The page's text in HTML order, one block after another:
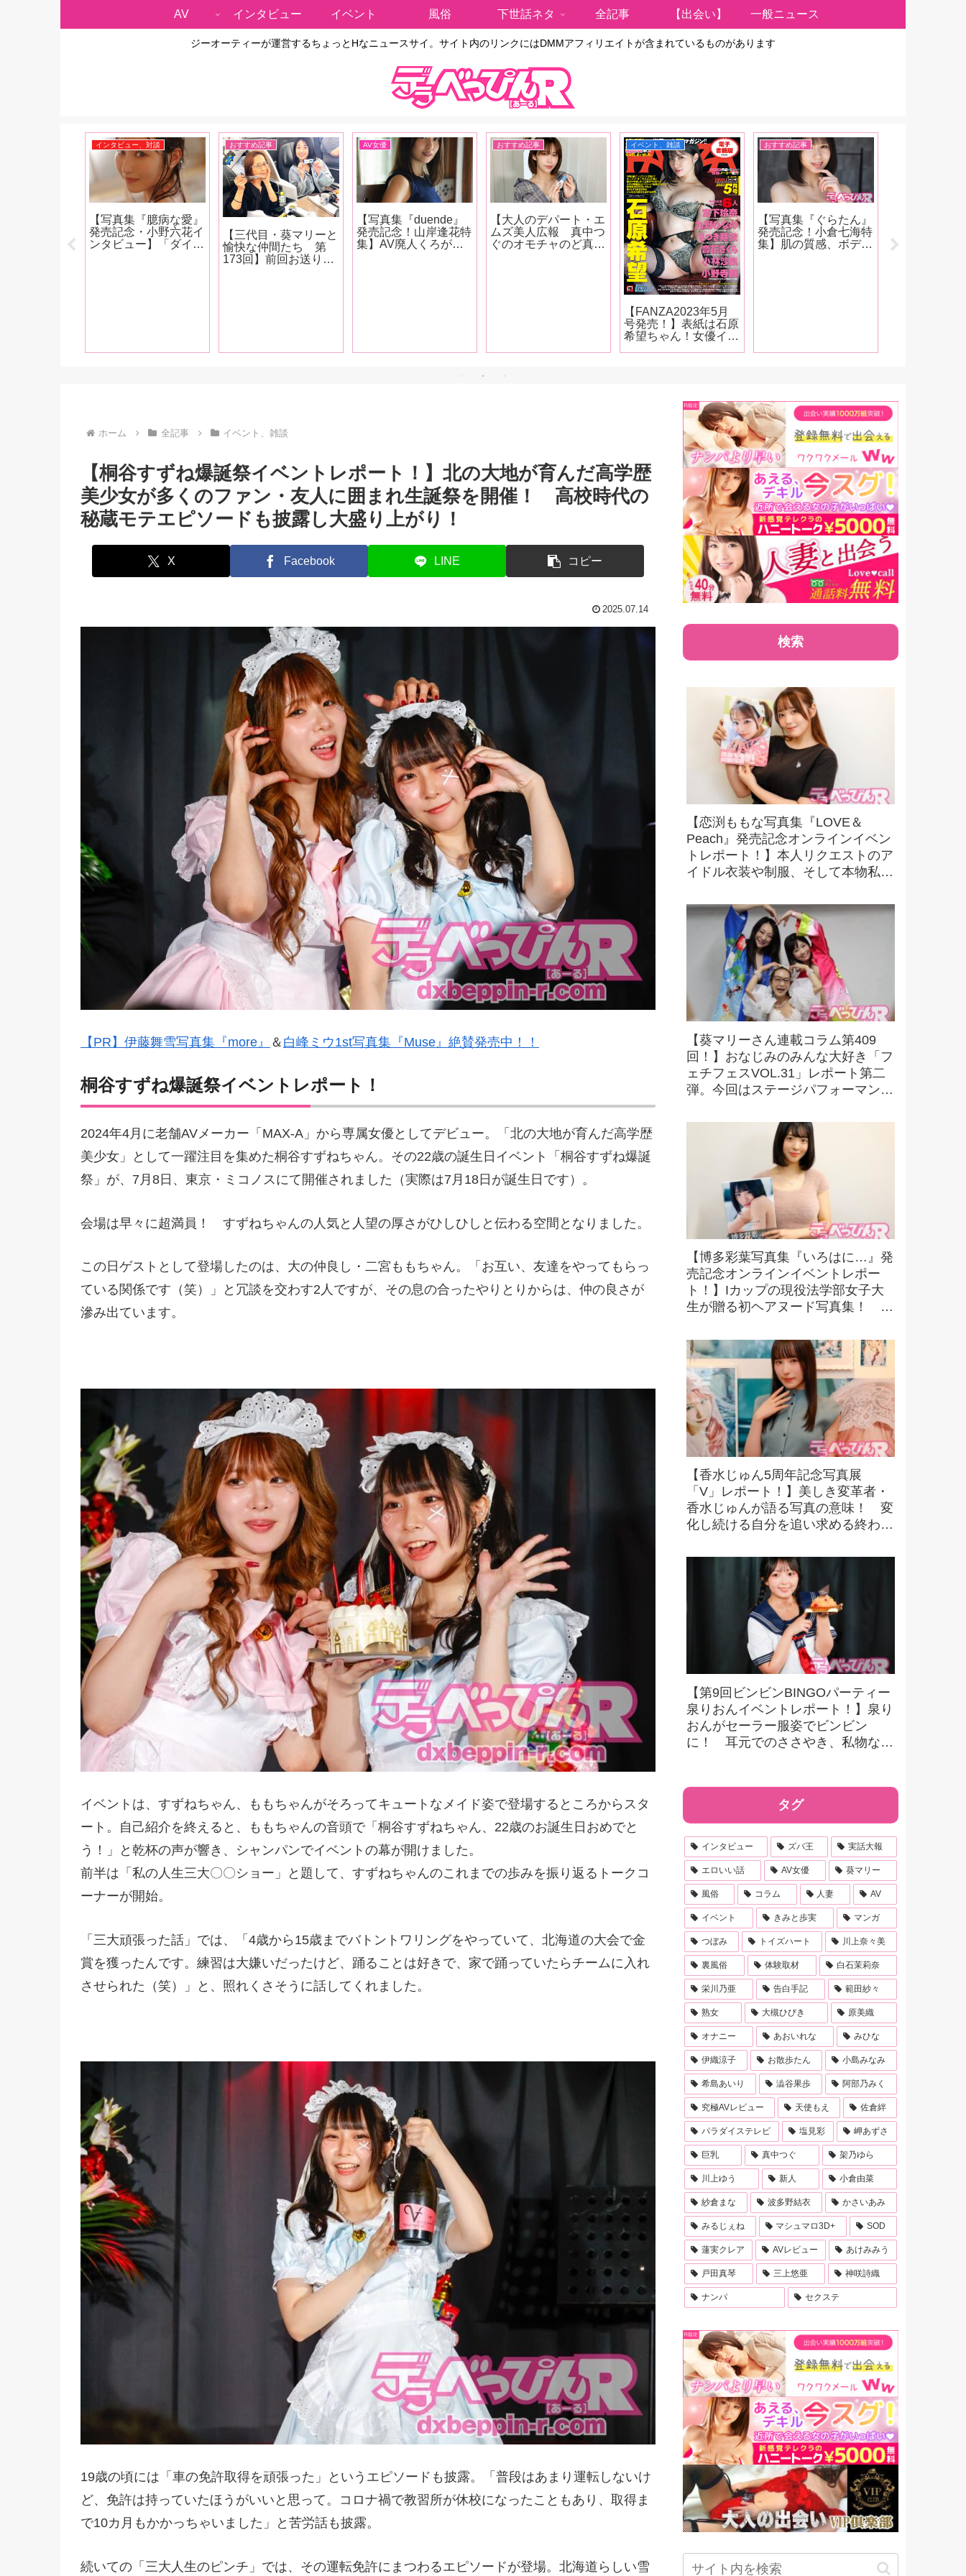
ジーオーティーが運営するちょっとHなニュースサイ。サイト内のリンクにはDMMアフィリエイトが含まれているものがあります
AV インタビュー イベント 風俗 下世話ネタ 全記事 【出会い】 一般ニュース
インタビュー、対談
【写真集『臆病な愛』
発売記念・小野六花イ
ンタビュー】「ダイエ
おすすめ記事
【三代目・葵マリーと
愉快な仲間たち 第
173回】前回お送りし
AV女優
【写真集『duende』
発売記念！山岸逢花特
集】AV廃人くろがね
おすすめ記事
【大人のデパート・エ
ムズ美人広報 真中つ
ぐのオモチャのど真ん
い価格です」
イベント、雑談
【FANZA2023年5月
号発売！】表紙は石原
希望ちゃん！女優イン
てしまいました!
おすすめ記事
【写真集『ぐらたん』
発売記念！小倉七海特
集】肌の質感、ボディ
が強い！ムー
ホーム 全記事 イベント、雑談
【桐谷すずね爆誕祭イベントレポート！】北の大地が育んだ高学歴
美少女が多くのファン・友人に囲まれ生誕祭を開催！ 高校時代の
秘蔵モテエピソードも披露し大盛り上がり！
X Facebook LINE コピー
2025.07.14
【PR】伊藤舞雪写真集『more』 ＆ 白峰ミウ1st写真集『Muse』絶賛発売中！！
桐谷すずね爆誕祭イベントレポート！
2024年4月に老舗AVメーカー「MAX-A」から専属女優としてデビュー。「北の大地が育んだ高学歴
美少女」として一躍注目を集めた桐谷すずねちゃん。その22歳の誕生日イベント「桐谷すずね爆誕
祭」が、7月8日、東京・ミコノスにて開催されました（実際は7月18日が誕生日です）。
会場は早々に超満員！ すずねちゃんの人気と人望の厚さがひしひしと伝わる空間となりました。
この日ゲストとして登場したのは、大の仲良し・二宮ももちゃん。「お互い、友達をやってもらっ
ている関係です（笑）」と冗談を交わす2人ですが、その息の合ったやりとりからは、仲の良さが
滲み出ています。
イベントは、すずねちゃん、ももちゃんがそろってキュートなメイド姿で登場するところからスタ
ート。自己紹介を終えると、ももちゃんの音頭で「桐谷すずねちゃん、22歳のお誕生日おめでと
う！」と乾杯の声が響き、シャンパンでイベントの幕が開けました。
前半は「私の人生三大〇〇ショー」と題して、すずねちゃんのこれまでの歩みを振り返るトークコ
ーナーが開始。
「三大頑張った話」では、「4歳から15歳までバトントワリングをやっていて、北海道の大会で金
賞を獲ったんです。練習は大嫌いだったけど、踊ることは好きで、家で踊っていたらチームに入れ
させられた（笑）」と、照れくさそうに話してくれました。
19歳の頃には「車の免許取得を頑張った」というエピソードも披露。「普段はあまり運転しないけ
ど、免許は持っていたほうがいいと思って。コロナ禍で教習所が休校になったこともあり、取得ま
で10カ月もかかっちゃいました」と苦労話も披露。
続いての「三大人生のピンチ」では、その運転免許にまつわるエピソードが登場。北海道らしい雪
検索
【恋渕ももな写真集『LOVE＆
Peach』発売記念オンラインイベン
トレポート！】本人リクエストのア
イドル衣装や制服、そして本物私服
もダブルで楽しめる！
【葵マリーさん連載コラム第409
回！】おなじみのみんな大好き「フ
ェチフェスVOL.31」レポート第二
弾。今回はステージパフォーマンス
【博多彩葉写真集『いろはに…』発
売記念オンラインイベントレポー
ト！】Iカップの現役法学部女子大
生が贈る初ヘアヌード写真集！ 可
に！
【香水じゅん5周年記念写真展
「V」レポート！】美しき変革者・
香水じゅんが語る写真の意味！ 変
化し続ける自分を追い求める終わり
【第9回ビンビンBINGOパーティー
泉りおんイベントレポート！】泉り
おんがセーラー服姿でビンビン
に！ 耳元でのささやき、私物など
タグ
インタビュー ズバ王 実話大報
エロいい話 AV女優 葵マリー
風俗 コラム 人妻 AV
イベント きみと歩実 マンガ
つぼみ トイズハート 川上奈々美
裏風俗 体験取材 白石茉莉奈
栄川乃亜 告白手記 範田紗々
熟女 大槻ひびき 原美織
オナニー あおいれな みひな
伊織涼子 お散歩たん 小島みなみ
希島あいり 澁谷果歩 阿部乃みく
究極AVレビュー 天使もえ 佐倉絆
パラダイステレビ 塩見彩 岬あずさ
巨乳 真中つぐ 架乃ゆら
川上ゆう 新人 小倉由菜
紗倉まな 波多野結衣 かさいあみ
みるじぇね マシュマロ3D+ SOD
蓮実クレア AVレビュー あけみみう
戸田真琴 三上悠亜 神咲詩織
ナンパ セクステ